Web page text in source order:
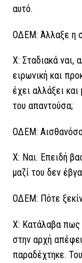
αυτό.
ΟΔΕΜ: Άλλαξε η
Χ: Σταδιακά ναι,
ειρωνική και
έχει αλλάξει
του απαντούσα;
ΟΔΕΜ:
Χ: Ναι. Επειδή
μαζί του δεν
ΟΔΕΜ: Πότε
Χ: Κατάλαβα πως
στην αρχή
παραδέχτηκε.